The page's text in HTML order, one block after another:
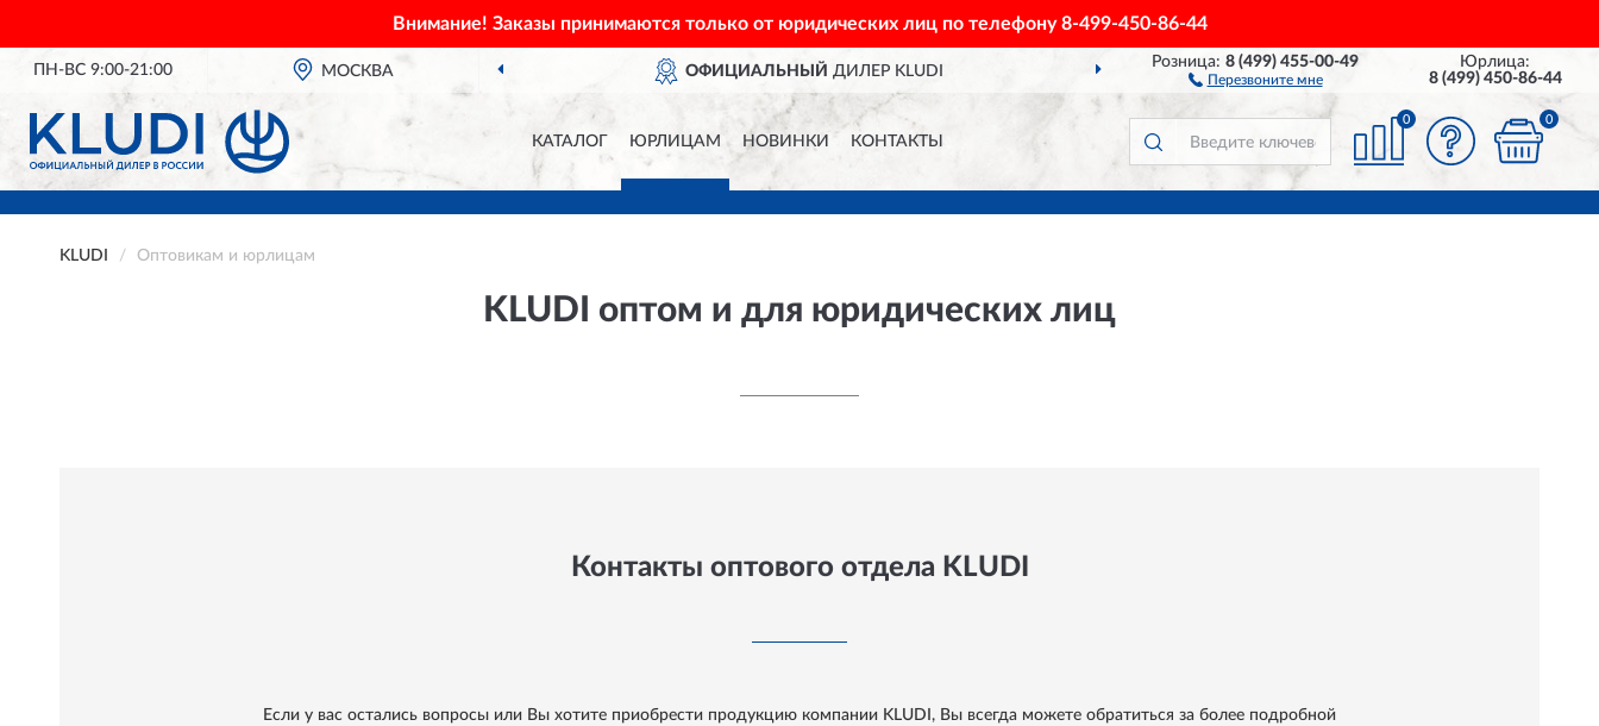
Внимание! Заказы принимаются только от юридических лиц по телефону8-499-450-86-44
ПН-ВС 9:00-21:00 МОСКВА ОФИЦИАЛЬНЫЙ ДИЛЕР KLUDI ДОСТАВИМ ПО ВСЕЙ РОССИИ
Розница:8 (499) 455-00-49
Перезвоните мне
Юрлица:
8 (499) 450-86-44
КАТАЛОГ ЮРЛИЦАМ НОВИНКИ КОНТАКТЫ
0 0
KLUDI Оптовикам и юрлицам
KLUDI оптом и для юридических лиц
Контакты оптового отдела KLUDI
Если у вас остались вопросы или Вы хотите приобрести продукцию компании KLUDI, Вы всегда можете обратиться за более подробной